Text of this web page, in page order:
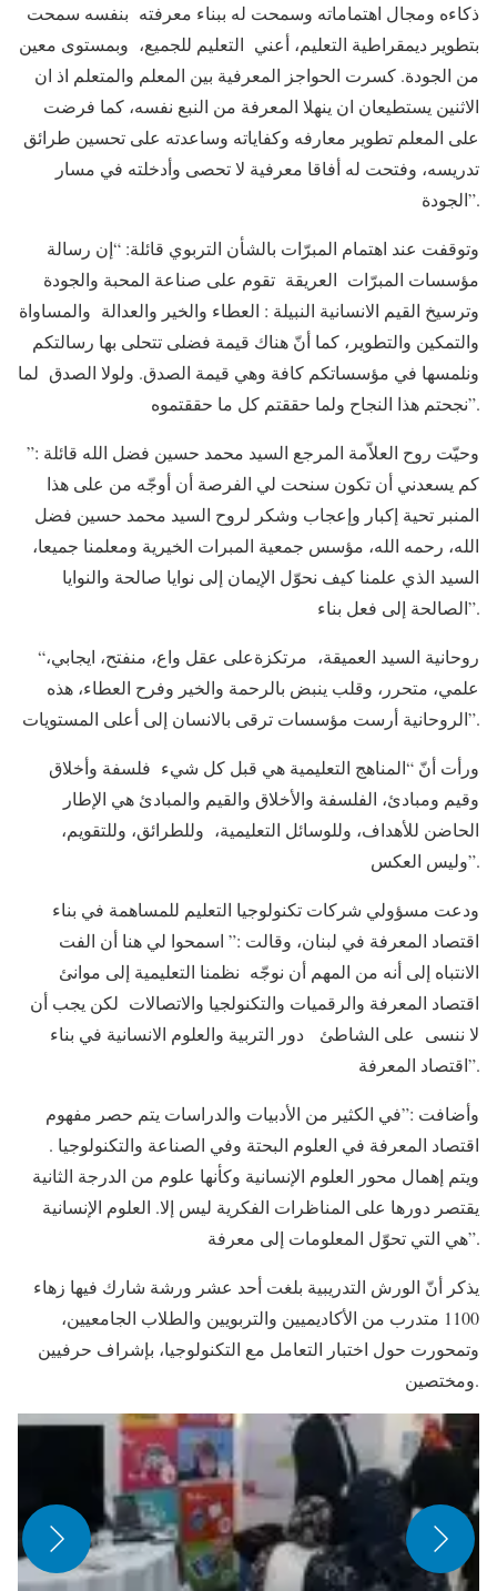
ذكاءه ومجال اهتماماته وسمحت له ببناء معرفته بنفسه سمحت
بتطوير ديمقراطية التعليم، أعني التعليم للجميع، وبمستوى معين
من الجودة. كسرت الحواجز المعرفية بين المعلم والمتعلم اذ ان
الاثنين يستطيعان ان ينهلا المعرفة من النبع نفسه، كما فرضت
على المعلم تطوير معارفه وكفاياته وساعدته على تحسين طرائق
تدريسه، وفتحت له أفاقا معرفية لا تحصى وأدخلته في مسار
الجودة”.
وتوقفت عند اهتمام المبرّات بالشأن التربوي قائلة: “إن رسالة
مؤسسات المبرّات العريقة تقوم على صناعة المحبة والجودة
وترسيخ القيم الانسانية النبيلة : العطاء والخير والعدالة والمساواة
والتمكين والتطوير، كما أنّ هناك قيمة فضلى تتحلى بها رسالتكم
ونلمسها في مؤسساتكم كافة وهي قيمة الصدق. ولولا الصدق لما
نجحتم هذا النجاح ولما حققتم كل ما حققتموه”.
وحيّت روح العلاّمة المرجع السيد محمد حسين فضل الله قائلة :”
كم يسعدني أن تكون سنحت لي الفرصة أن أوجّه من على هذا
المنبر تحية إكبار وإعجاب وشكر لروح السيد محمد حسين فضل
الله، رحمه الله، مؤسس جمعية المبرات الخيرية ومعلمنا جميعا،
السيد الذي علمنا كيف نحوّل الإيمان إلى نوايا صالحة والنوايا
الصالحة إلى فعل بناء”.
“روحانية السيد العميقة، مرتكزةعلى عقل واع، منفتح، ايجابي،
علمي، متحرر، وقلب ينبض بالرحمة والخير وفرح العطاء، هذه
الروحانية أرست مؤسسات ترقى بالانسان إلى أعلى المستويات”.
ورأت أنّ “المناهج التعليمية هي قبل كل شيء فلسفة وأخلاق
وقيم ومبادئ، الفلسفة والأخلاق والقيم والمبادئ هي الإطار
الحاضن للأهداف، وللوسائل التعليمية، وللطرائق، وللتقويم،
وليس العكس”.
ودعت مسؤولي شركات تكنولوجيا التعليم للمساهمة في بناء
اقتصاد المعرفة في لبنان، وقالت :” اسمحوا لي هنا أن الفت
الانتباه إلى أنه من المهم أن نوجّه نظمنا التعليمية إلى موانئ
اقتصاد المعرفة والرقميات والتكنولجيا والاتصالات لكن يجب أن
لا ننسى على الشاطئ دور التربية والعلوم الانسانية في بناء
اقتصاد المعرفة”.
وأضافت :”في الكثير من الأدبيات والدراسات يتم حصر مفهوم
اقتصاد المعرفة في العلوم البحتة وفي الصناعة والتكنولوجيا .
ويتم إهمال محور العلوم الإنسانية وكأنها علوم من الدرجة الثانية
يقتصر دورها على المناظرات الفكرية ليس إلا. العلوم الإنسانية
هي التي تحوّل المعلومات إلى معرفة”.
يذكر أنّ الورش التدريبية بلغت أحد عشر ورشة شارك فيها زهاء
1100 متدرب من الأكاديميين والتربويين والطلاب الجامعيين،
وتمحورت حول اختبار التعامل مع التكنولوجيا، بإشراف حرفيين
ومختصين.